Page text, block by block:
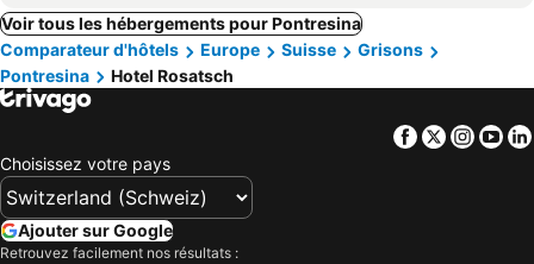
Voir tous les hébergements pour Pontresina
Comparateur d'hôtels
Europe Suisse
Grisons
Pontresina
Hotel Rosatsch
Facebook
Twitter
Choisissez votre pays
Ajouter sur Google
Retrouvez facilement nos résultats :